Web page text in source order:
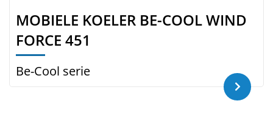
MOBIELE KOELER BE-COOL WIND
FORCE 451
Be-Cool serie